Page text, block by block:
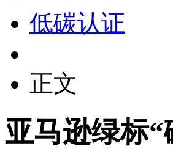
低碳认证
正文
亚马逊绿标